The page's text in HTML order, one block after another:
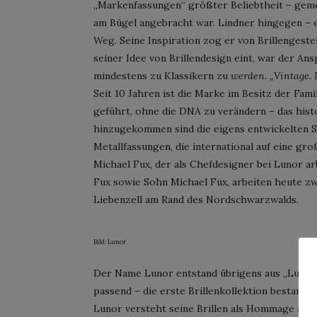
„Markenfassungen“ größter Beliebtheit –
am Bügel angebracht war. Lindner hingegen
Weg. Seine Inspiration zog er von
seiner Idee von Brillendesign eint, war der
mindestens zu Klassikern zu werden. „Vintage.
Seit 10 Jahren ist die Marke im Besitz der
geführt, ohne die DNA zu verändern – das
hinzugekommen sind die eigens entwickelten
Metallfassungen, die international auf eine
Michael Fux, der als Chefdesigner bei Lunor
Fux sowie Sohn Michael Fux, arbeiten heute
Liebenzell am Rand des Nordschwarzwalds.
Bild: Lunor
Der Name Lunor entstand übrigens aus
passend – die erste Brillenkollektion bestand
Lunor versteht seine Brillen als Hommage an